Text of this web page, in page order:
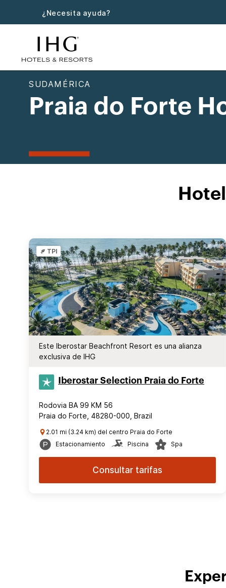
¿Necesita ayuda?
SUDAMÉRICA
Praia do Forte
TPI
Este Iberostar Beachfront Resort es una alianza
exclusiva de IHG
Iberostar Selection​ Praia do Forte
Rodovia BA 99 KM 56
Praia do Forte, 48280-000, Brazil
2.01 mi (3.24 km) del centro Praia do Forte
Estacionamiento
Piscina Spa
Consultar tarifas